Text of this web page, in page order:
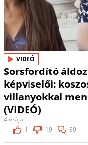
VIDEÓ
Sorsfordító
képviselői:
villanyokkal
(VIDEÓ)
4 órája
1
19 89